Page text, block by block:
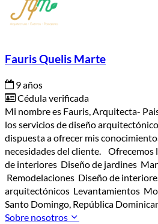
Fauris Quelis Marte
9 años
Cédula verificada
Mi nombre es Fauris, Arquitecta-
los servicios de diseño
dispuesta a ofrecer mis
necesidades del cliente. Ofrecemos
de interiores Diseño de jardines
Remodelaciones Diseño de
arquitectónicos Levantamientos
Santo Domingo, República
Sobre nosotros